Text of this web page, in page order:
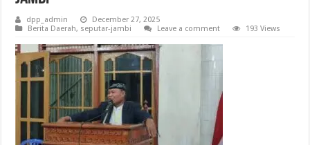
dpp_admin
December 27, 2025
Berita Daerah, seputar-jambi Leave a comment 193 Views